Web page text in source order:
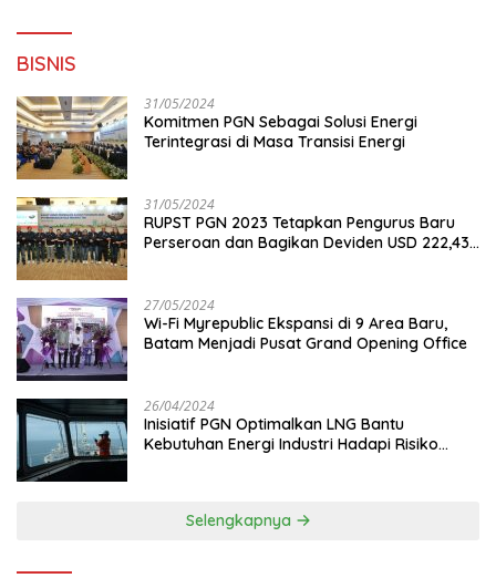
BISNIS
31/05/2024
Komitmen PGN Sebagai Solusi Energi
Terintegrasi di Masa Transisi Energi
31/05/2024
RUPST PGN 2023 Tetapkan Pengurus Baru
Perseroan dan Bagikan Deviden USD 222,43
27/05/2024
Wi-Fi Myrepublic Ekspansi di 9 Area Baru,
Batam Menjadi Pusat Grand Opening Office
26/04/2024
Inisiatif PGN Optimalkan LNG Bantu
Kebutuhan Energi Industri Hadapi Risiko
Selengkapnya